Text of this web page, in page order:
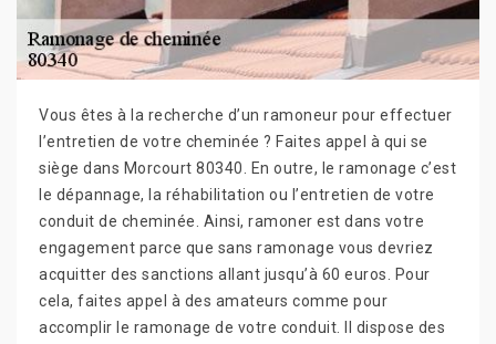
Vous êtes à la recherche d’un ramoneur pour effectuer
l’entretien de votre cheminée ? Faites appel à qui se
siège dans Morcourt 80340. En outre, le ramonage c’est
le dépannage, la réhabilitation ou l’entretien de votre
conduit de cheminée. Ainsi, ramoner est dans votre
engagement parce que sans ramonage vous devriez
acquitter des sanctions allant jusqu’à 60 euros. Pour
cela, faites appel à des amateurs comme pour
accomplir le ramonage de votre conduit. Il dispose des